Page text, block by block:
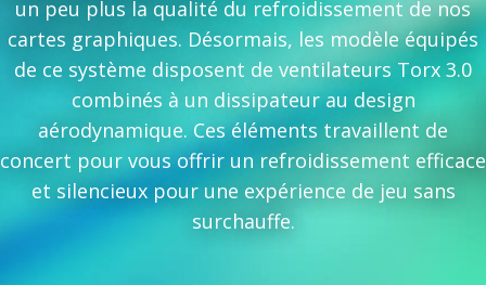
un peu plus la qualité du refroidissement de nos
cartes graphiques. Désormais, les modèle équipés
de ce système disposent de ventilateurs Torx 3.0
combinés à un dissipateur au design
aérodynamique. Ces éléments travaillent de
concert pour vous offrir un refroidissement efficace
et silencieux pour une expérience de jeu sans
surchauffe.